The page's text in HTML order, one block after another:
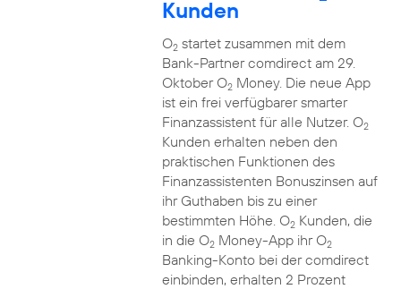
Kunden
O2startet zusammen mit dem
Bank-Partner comdirect am 29.
Oktober O2Money. Die neue App
ist ein frei verfügbarer smarter
Finanzassistent für alle Nutzer. O2
Kunden erhalten neben den
praktischen Funktionen des
Finanzassistenten Bonuszinsen auf
ihr Guthaben bis zu einer
bestimmten Höhe. O2Kunden, die
in die O2Money-App ihr O2
Banking-Konto bei der comdirect
einbinden, erhalten 2 Prozent